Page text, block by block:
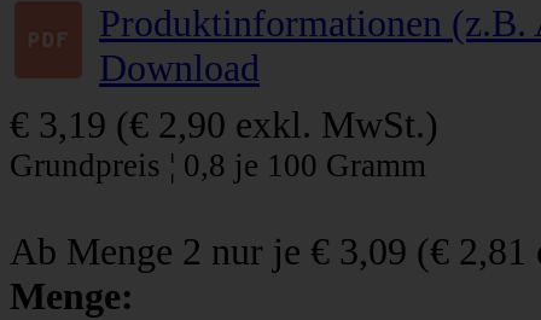
Produktinformationen
Download
€ 3,19 (€ 2,90 exkl. MwSt.)
Grundpreis ¦ 0,8 je 100 Gramm
Ab Menge 2 nur je € 3,09 (€ 2,81
Menge: